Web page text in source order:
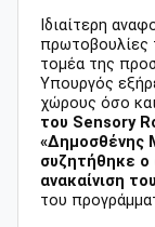
Ιδιαίτερη
πρωτοβουλίες
τομέα της
Υπουργός
χώρους όσο
του Sensory
«Δημοσθένης
συζητήθηκε ο
ανακαίνιση
του